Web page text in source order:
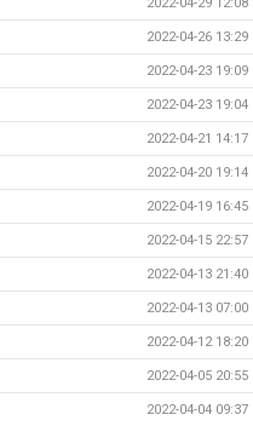
2022-04-26 13:29
2022-04-23 19:09
2022-04-23 19:04
2022-04-21 14:17
2022-04-20 19:14
2022-04-19 16:45
2022-04-15 22:57
2022-04-13 21:40
2022-04-13 07:00
2022-04-12 18:20
2022-04-05 20:55
2022-04-04 09:37